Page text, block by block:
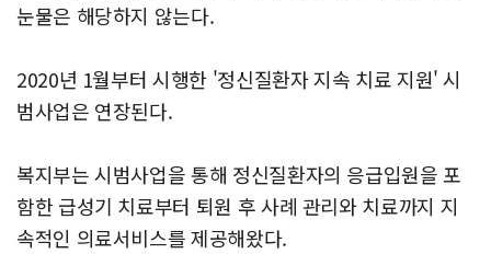
눈물은 해당하지 않는다.
2020년 1월부터 시행한 '정신질환자 지속 치료 지원' 시
범사업은 연장된다.
복지부는 시범사업을 통해 정신질환자의 응급입원을 포
함한 급성기 치료부터 퇴원 후 사례 관리와 치료까지 지
속적인 의료서비스를 제공해왔다.